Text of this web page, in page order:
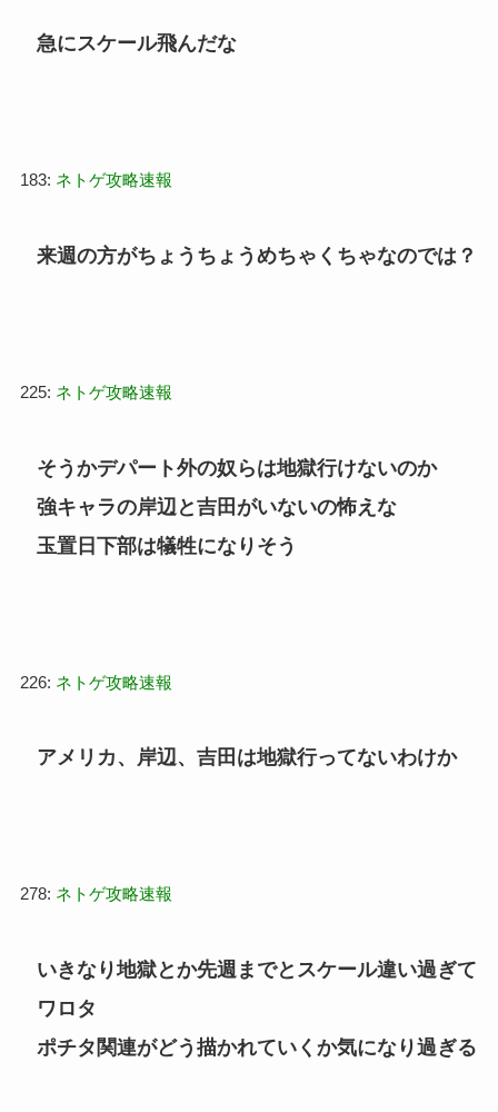
急にスケール飛んだな
183: ネトゲ攻略速報
来週の方がちょうちょうめちゃくちゃなのでは？
225: ネトゲ攻略速報
そうかデパート外の奴らは地獄行けないのか
強キャラの岸辺と吉田がいないの怖えな
玉置日下部は犠牲になりそう
226: ネトゲ攻略速報
アメリカ、岸辺、吉田は地獄行ってないわけか
278: ネトゲ攻略速報
いきなり地獄とか先週までとスケール違い過ぎて
ワロタ
ポチタ関連がどう描かれていくか気になり過ぎる